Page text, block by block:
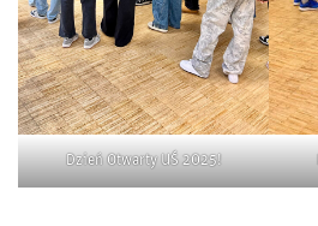
Dzień Otwarty UŚ 2025!